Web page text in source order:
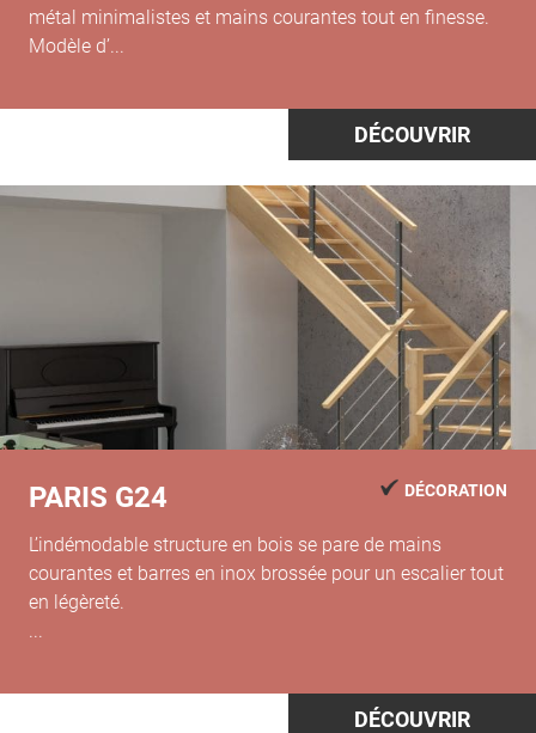
métal minimalistes et mains courantes tout en finesse.
Modèle d’...
DÉCOUVRIR
PARIS G24 DÉCORATION
L’indémodable structure en bois se pare de mains
courantes et barres en inox brossée pour un escalier tout
en légèreté.
...
DÉCOUVRIR